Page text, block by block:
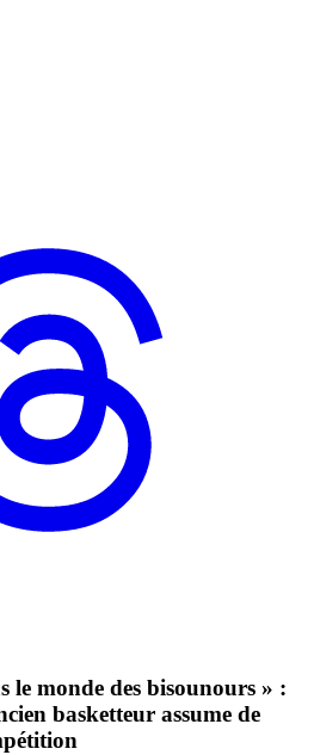
le monde des bisounours » :
basketteur assume de